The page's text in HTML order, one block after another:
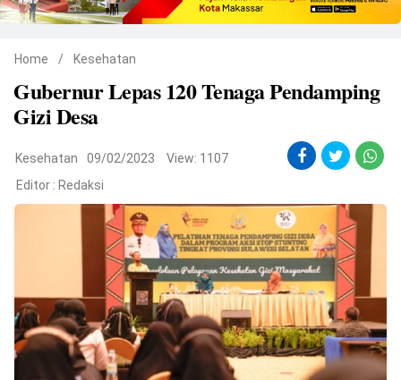
©
Copyright
2026
All
Reserved
Home / Kesehatan
Gubernur Lepas 120 Tenaga Pendamping
Gizi Desa
Kesehatan 09/02/2023
View: 1107
Editor : Redaksi